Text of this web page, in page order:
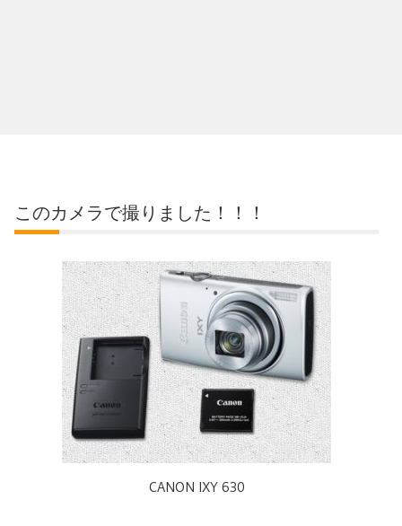
このカメラで撮りました！！！
CANON IXY 630